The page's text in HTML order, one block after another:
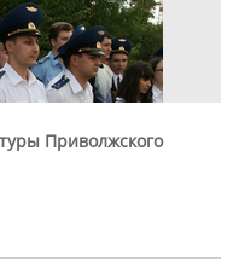
Приволжского